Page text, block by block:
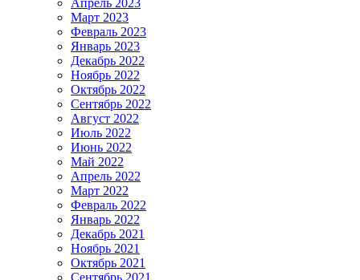
Апрель 2023
Март 2023
Февраль 2023
Январь 2023
Декабрь 2022
Ноябрь 2022
Октябрь 2022
Сентябрь 2022
Август 2022
Июль 2022
Июнь 2022
Май 2022
Апрель 2022
Март 2022
Февраль 2022
Январь 2022
Декабрь 2021
Ноябрь 2021
Октябрь 2021
Сентябрь 2021